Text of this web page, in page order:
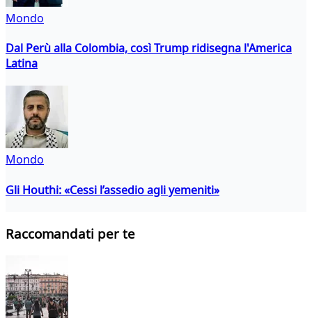
Mondo
Dal Perù alla Colombia, così Trump ridisegna l'America
Latina
Mondo
Gli Houthi: «Cessi l’assedio agli yemeniti»
Raccomandati per te